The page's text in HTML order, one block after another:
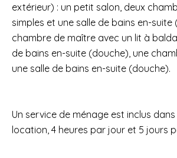
extérieur) : un petit salon, deux
simples et une salle de bains en-suite
chambre de maître avec un lit à
de bains en-suite (douche), une
une salle de bains en-suite (douche).
Un service de ménage est inclus
location, 4 heures par jour et 5 jours